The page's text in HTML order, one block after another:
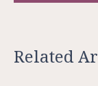
Related